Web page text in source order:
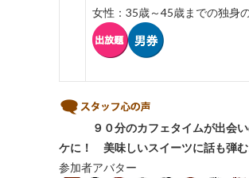
女性：35歳～45歳までの独身
９０分のカフェタイムが出会い
ケに！ 美味しいスイーツに話も
参加者アバター